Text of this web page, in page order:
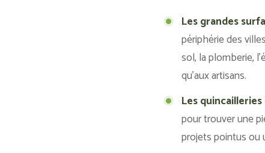
Les grandes
périphérie des
sol, la plomberie,
qu’aux artisans.
Les
pour trouver une
projets pointus ou